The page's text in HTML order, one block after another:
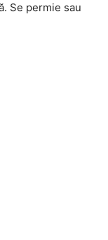
Se permie sau